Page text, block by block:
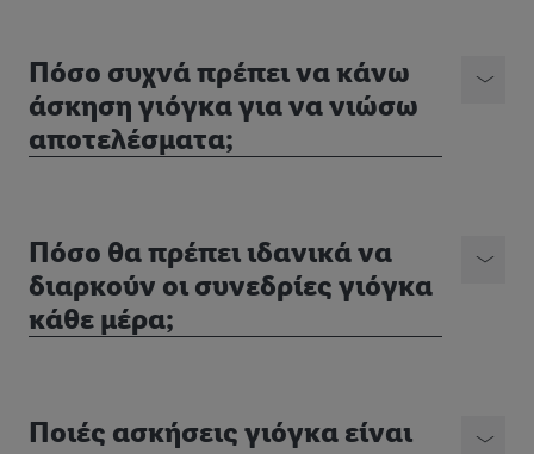
Πόσο συχνά πρέπει να κάνω
άσκηση γιόγκα για να νιώσω
αποτελέσματα;
Πόσο θα πρέπει ιδανικά να
διαρκούν οι συνεδρίες γιόγκα
κάθε μέρα;
Ποιές ασκήσεις γιόγκα είναι